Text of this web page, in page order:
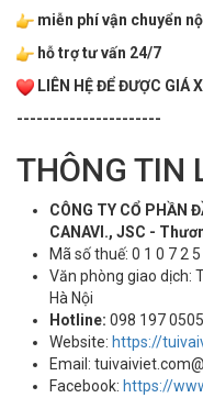
miễn phí vận chuyển
hỗ trợ tư vấn 24/7
LIÊN HỆ ĐỂ ĐƯỢC GIÁ
----------------------
THÔNG TIN
CÔNG TY CỔ PHẦN
CANAVI., JSC -
Mã số thuế: 0 1 0 7 2
Văn phòng giao dịch:
Hà Nội
Hotline: 098 197 0505‬
Website: https://
Email:
Facebook: https://